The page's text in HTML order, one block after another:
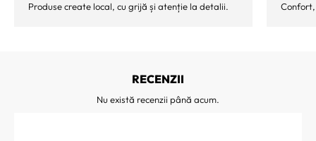
Produse create local, cu grijă și atenție la detalii.
RECENZII
Nu există recenzii până acum.